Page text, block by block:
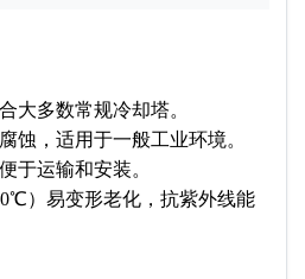
大多数常规冷却塔。
蚀，适用于一般工业环境。
于运输和安装。
）易变形老化，抗紫外线能